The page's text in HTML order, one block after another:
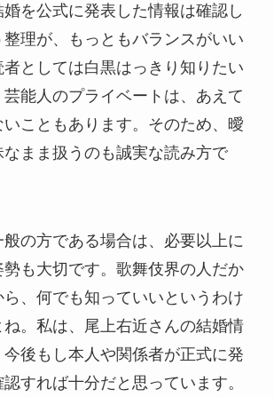
を公式に発表した情報は確認し
理が、もっともバランスがいい
者としては白黒はっきり知りたい
芸能人のプライベートは、あえて
こともあります。そのため、曖
まま扱うのも誠実な読み方で
般の方である場合は、必要以上に
も大切です。歌舞伎界の人だか
ら、何でも知っていいというわけ
。私は、尾上右近さんの結婚情
後もし本人や関係者が正式に発
すれば十分だと思っています。